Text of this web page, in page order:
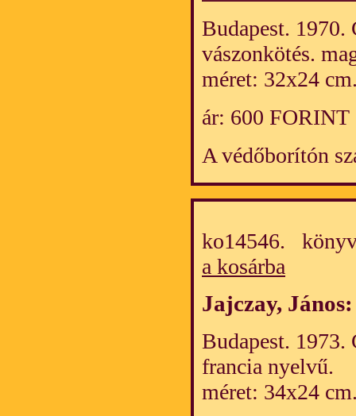
Budapest.
vászonkötés.
méret: 32x24
ár: 600 FORINT
A védőborítón
ko14546.
a kosárba
Jajczay,
Budapest.
francia nyelvű.
méret: 34x24